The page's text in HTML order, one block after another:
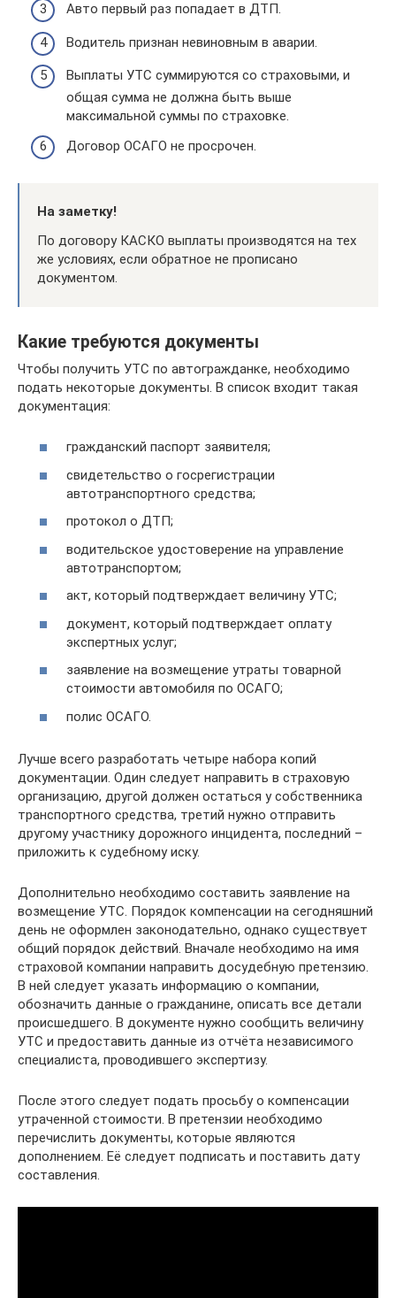
Авто первый раз попадает в ДТП.
Водитель признан невиновным в аварии.
Выплаты УТС суммируются со страховыми, и
общая сумма не должна быть выше
максимальной суммы по страховке.
Договор ОСАГО не просрочен.
На заметку!
По договору КАСКО выплаты производятся на тех
же условиях, если обратное не прописано
документом.
Какие требуются документы
Чтобы получить УТС по автогражданке, необходимо
подать некоторые документы. В список входит такая
документация:
гражданский паспорт заявителя;
свидетельство о госрегистрации
автотранспортного средства;
протокол о ДТП;
водительское удостоверение на управление
автотранспортом;
акт, который подтверждает величину УТС;
документ, который подтверждает оплату
экспертных услуг;
заявление на возмещение утраты товарной
стоимости автомобиля по ОСАГО;
полис ОСАГО.
Лучше всего разработать четыре набора копий
документации. Один следует направить в страховую
организацию, другой должен остаться у собственника
транспортного средства, третий нужно отправить
другому участнику дорожного инцидента, последний –
приложить к судебному иску.
Дополнительно необходимо составить заявление на
возмещение УТС. Порядок компенсации на сегодняшний
день не оформлен законодательно, однако существует
общий порядок действий. Вначале необходимо на имя
страховой компании направить досудебную претензию.
В ней следует указать информацию о компании,
обозначить данные о гражданине, описать все детали
происшедшего. В документе нужно сообщить величину
УТС и предоставить данные из отчёта независимого
специалиста, проводившего экспертизу.
После этого следует подать просьбу о компенсации
утраченной стоимости. В претензии необходимо
перечислить документы, которые являются
дополнением. Её следует подписать и поставить дату
составления.